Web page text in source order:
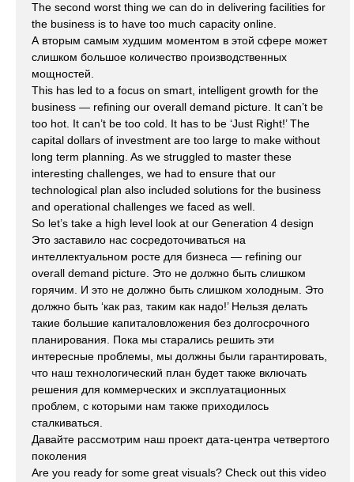
The second worst thing we can do in delivering facilities for
the business is to have too much capacity online.
А вторым самым худшим моментом в этой сфере может
слишком большое количество производственных
мощностей.
This has led to a focus on smart, intelligent growth for the
business — refining our overall demand picture. It can’t be
too hot. It can’t be too cold. It has to be ‘Just Right!’ The
capital dollars of investment are too large to make without
long term planning. As we struggled to master these
interesting challenges, we had to ensure that our
technological plan also included solutions for the business
and operational challenges we faced as well.
So let’s take a high level look at our Generation 4 design
Это заставило нас сосредоточиваться на
интеллектуальном росте для бизнеса — refining our
overall demand picture. Это не должно быть слишком
горячим. И это не должно быть слишком холодным. Это
должно быть ‘как раз, таким как надо!’ Нельзя делать
такие большие капиталовложения без долгосрочного
планирования. Пока мы старались решить эти
интересные проблемы, мы должны были гарантировать,
что наш технологический план будет также включать
решения для коммерческих и эксплуатационных
проблем, с которыми нам также приходилось
сталкиваться.
Давайте рассмотрим наш проект дата-центра четвертого
поколения
Are you ready for some great visuals? Check out this video